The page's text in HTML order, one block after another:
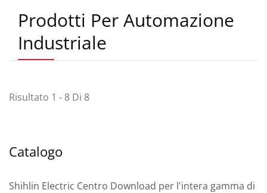
Prodotti Per Automazione
Industriale
Risultato 1 - 8 Di 8
Catalogo
Shihlin Electric Centro Download per l'intera gamma di